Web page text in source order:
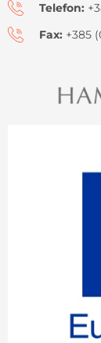
Telefon:
Fax: +385